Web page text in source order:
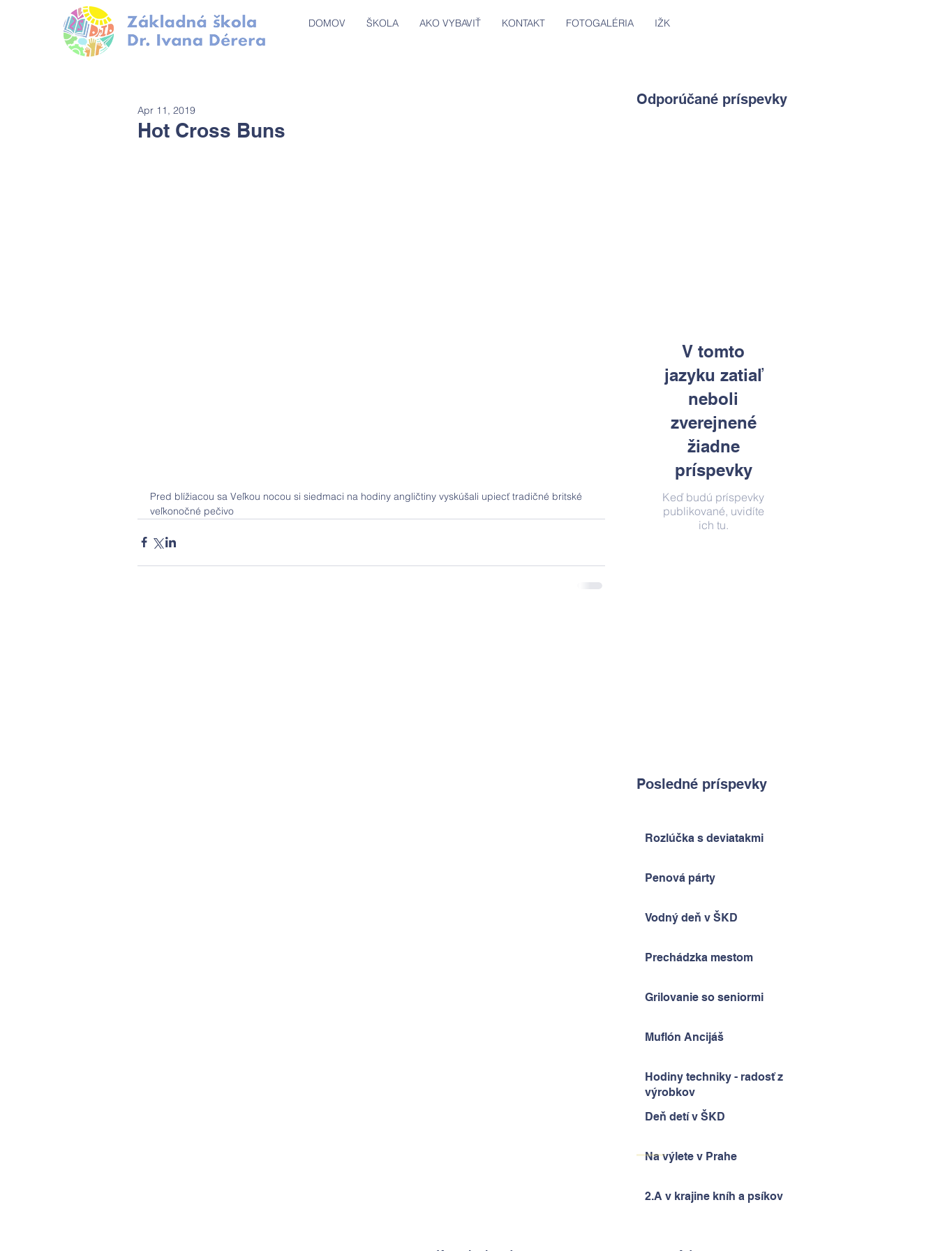
DOMOV ŠKOLA AKO VYBAVIŤ KONTAKT FOTOGALÉRIA IŽK
Odporúčané príspevky
V tomto
jazyku zatiaľ
neboli
zverejnené
žiadne
príspevky
Keď budú príspevky
publikované, uvidíte
ich tu.
Posledné príspevky
Rozlúčka s deviatakmi
Penová párty
Vodný deň v ŠKD
Prechádzka mestom
Grilovanie so seniormi
Muflón Ancijáš
Hodiny techniky - radosť z
výrobkov
Deň detí v ŠKD
Na výlete v Prahe
2.A v krajine kníh a psíkov
Hot Cross Buns
Apr 11, 2019
Pred blížiacou sa Veľkou nocou si siedmaci na hodiny angličtiny vyskúšali upiecť tradičné britské
veľkonočné pečivo